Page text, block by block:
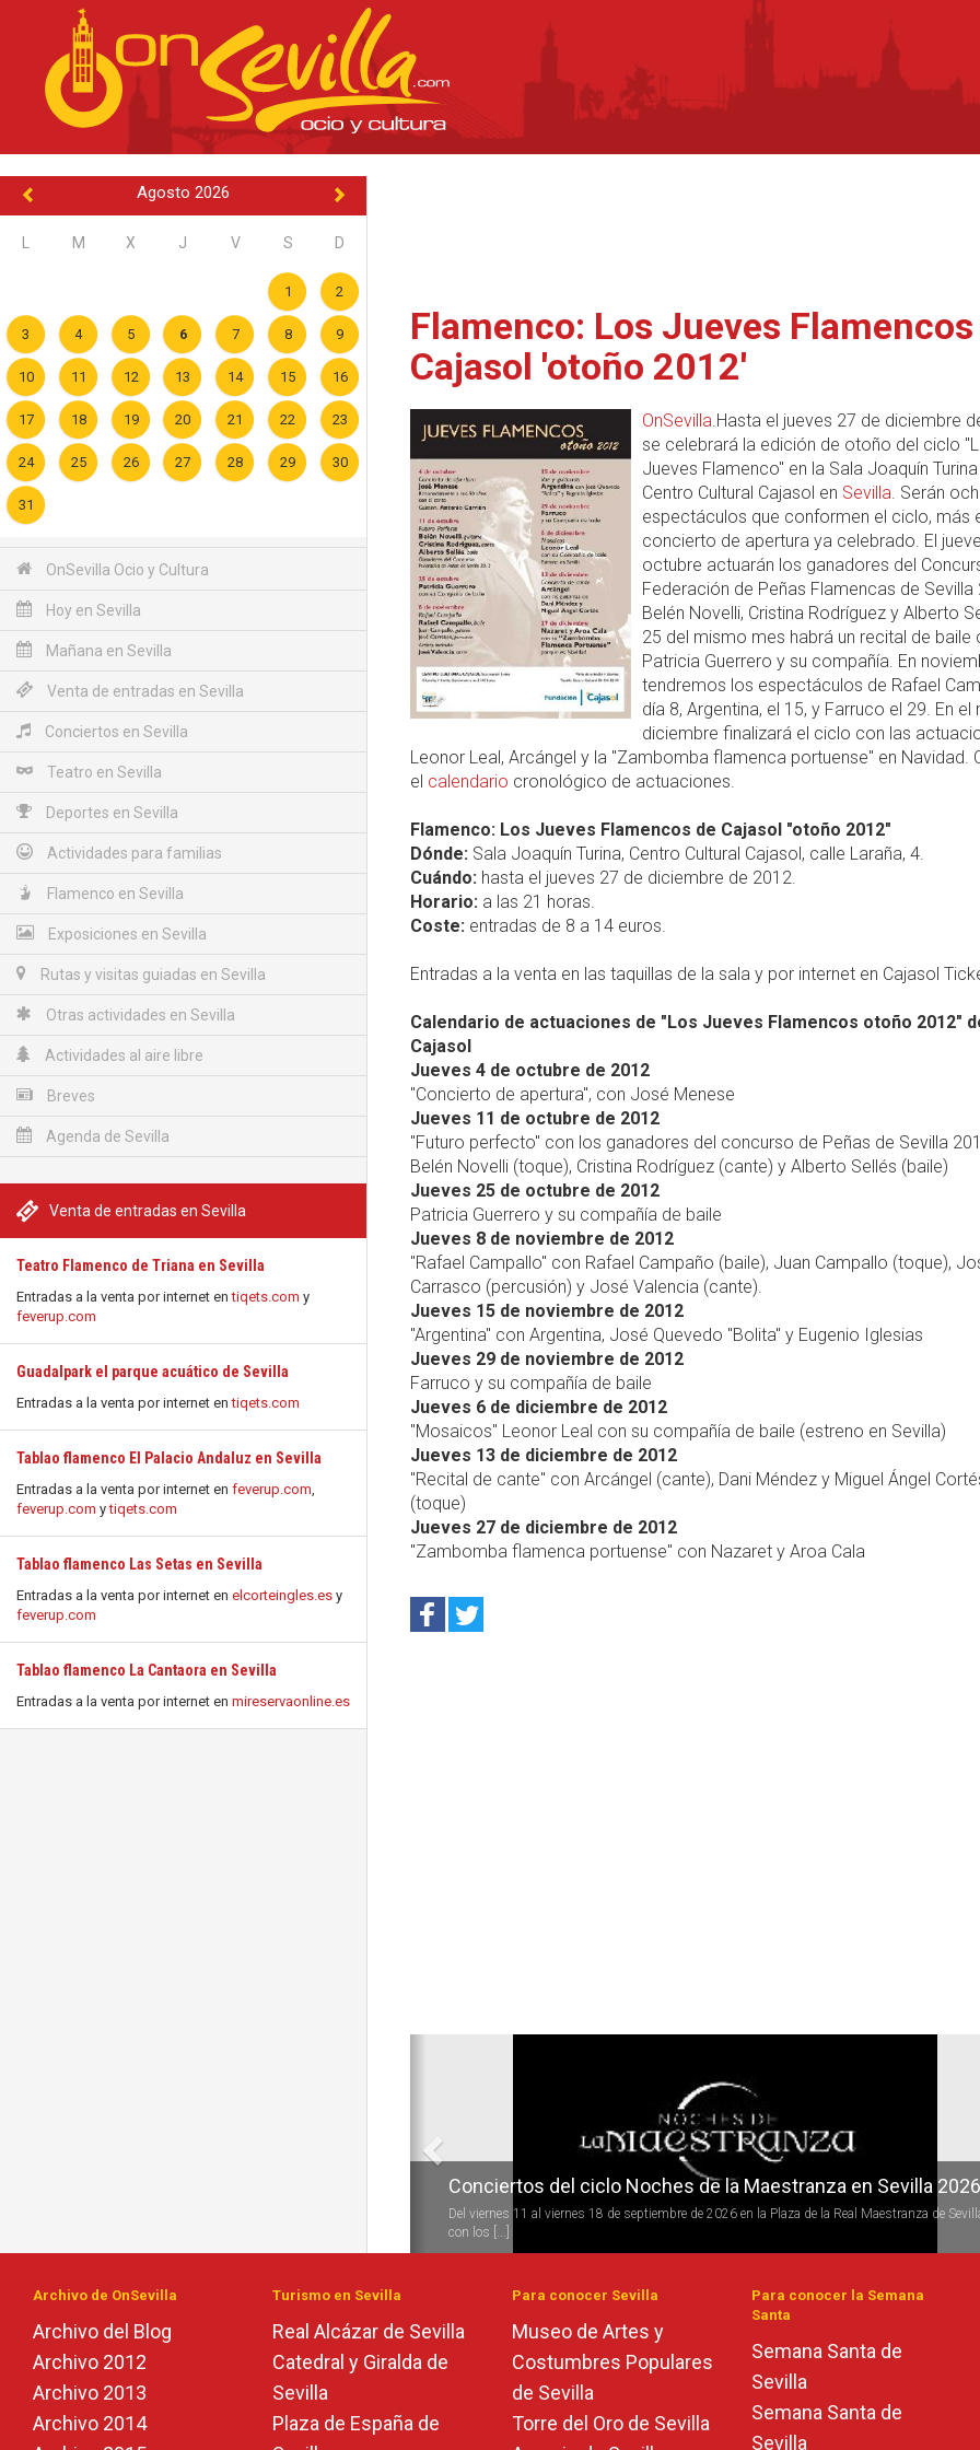
Agosto 2026
M X J V S D
1 2
3 4 5 6 7 8 9
10 11 12 13 14 15 16
17 18 19 20 21 22 23
24 25 26 27 28 29 30
31
OnSevilla Ocio y Cultura
Hoy en Sevilla
Mañana en Sevilla
Venta de entradas en Sevilla
Conciertos en Sevilla
Teatro en Sevilla
Deportes en Sevilla
Actividades para familias
Flamenco en Sevilla
Exposiciones en Sevilla
Rutas y visitas guiadas en Sevilla
Otras actividades en Sevilla
Actividades al aire libre
Breves
Agenda de Sevilla
Venta de entradas en Sevilla
Teatro Flamenco de Triana en Sevilla
Entradas a la venta por internet entiqets.com y
feverup.com
Guadalpark el parque acuático de Sevilla
Entradas a la venta por internet entiqets.com
Tablao flamenco El Palacio Andaluz en Sevilla
Entradas a la venta por internet en feverup.com,
feverup.com ytiqets.com
Tablao flamenco Las Setas en Sevilla
Entradas a la venta por internet en elcorteingles.es y
feverup.com
Tablao flamenco La Cantaora en Sevilla
Entradas a la venta por internet en mireservaonline.es
Flamenco: Los Jueves
Cajasol 'otoño 2012'
OnSevilla.Hasta el jueves 27 de diciembre
se celebrará la edición de otoño del ciclo
Jueves Flamenco" en la Sala Joaquín
Centro Cultural Cajasol en Sevilla. Serán
espectáculos que conformen el ciclo, más
concierto de apertura ya celebrado. El
octubre actuarán los ganadores del
Federación de Peñas Flamencas de Sevilla
Belén Novelli, Cristina Rodríguez y Alberto
25 del mismo mes habrá un recital de baile
Patricia Guerrero y su compañía. En
tendremos los espectáculos de Rafael
día 8, Argentina, el 15, y Farruco el 29. En el
diciembre finalizará el ciclo con las
Leonor Leal, Arcángel y la "Zambomba flamenca portuense" en Navidad.
el calendario cronológico de actuaciones.
Flamenco: Los Jueves Flamencos de Cajasol "otoño 2012"
Dónde: Sala Joaquín Turina, Centro Cultural Cajasol, calle Laraña, 4.
Cuándo: hasta el jueves 27 de diciembre de 2012.
Horario: a las 21 horas.
Coste: entradas de 8 a 14 euros.
Entradas a la venta en las taquillas de la sala y por internet en Cajasol
Calendario de actuaciones de "Los Jueves Flamencos otoño 2012"
Cajasol
Jueves 4 de octubre de 2012
"Concierto de apertura", con José Menese
Jueves 11 de octubre de 2012
"Futuro perfecto" con los ganadores del concurso de Peñas de Sevilla
Belén Novelli (toque), Cristina Rodríguez (cante) y Alberto Sellés (baile)
Jueves 25 de octubre de 2012
Patricia Guerrero y su compañía de baile
Jueves 8 de noviembre de 2012
"Rafael Campallo" con Rafael Campaño (baile), Juan Campallo (toque),
Carrasco (percusión) y José Valencia (cante).
Jueves 15 de noviembre de 2012
"Argentina" con Argentina, José Quevedo "Bolita" y Eugenio Iglesias
Jueves 29 de noviembre de 2012
Farruco y su compañía de baile
Jueves 6 de diciembre de 2012
"Mosaicos" Leonor Leal con su compañía de baile (estreno en Sevilla)
Jueves 13 de diciembre de 2012
"Recital de cante" con Arcángel (cante), Dani Méndez y Miguel Ángel
(toque)
Jueves 27 de diciembre de 2012
"Zambomba flamenca portuense" con Nazaret y Aroa Cala
Conciertos del ciclo Noches de la Maestranza en Sevilla 2026
Del viernes 11 al viernes 18 de septiembre de 2026 en la Plaza de la Real Maestranza de
con los [...]
Archivo de OnSevilla
Archivo del Blog
Archivo 2012
Archivo 2013
Archivo 2014
Turismo en Sevilla
Real Alcázar de Sevilla
Catedral y Giralda de
Sevilla
Plaza de España de
Para conocer Sevilla
Museo de Artes y
Costumbres Populares
de Sevilla
Torre del Oro de Sevilla
Para conocer la Semana
Santa
Semana Santa de
Sevilla
Semana Santa de
Sevilla